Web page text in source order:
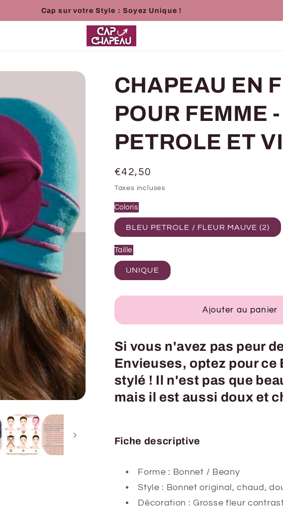
Cap sur votre Style : Soyez Unique !
r
CHAPEAU EN
POUR FEMME
PETROLE ET
Prix
habituel
€42,50
Taxes incluses
Coloris
BLEU PETROLE / FLEUR MAUVE (2)
Taille
UNIQUE
Ajouter au panier
Si vous n'avez pas peur
Envieuses, optez pour ce
stylé ! Il n'est pas que
mais il est aussi doux et
Fiche descriptive
Forme : Bonnet / Beany
Style : Bonnet original, chaud,
Décoration : Grosse fleur